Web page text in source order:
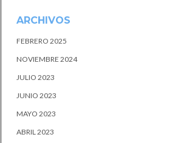
ARCHIVOS
FEBRERO 2025
NOVIEMBRE 2024
JULIO 2023
JUNIO 2023
MAYO 2023
ABRIL 2023